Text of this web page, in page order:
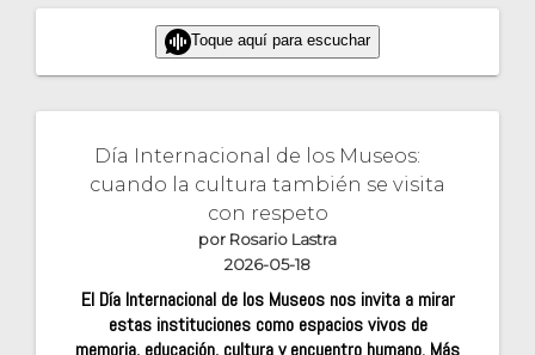
Toque aquí para escuchar
Día Internacional de los Museos:
cuando la cultura también se visita
con respeto
por Rosario Lastra
2026-05-18
El Día Internacional de los Museos nos invita a mirar
estas instituciones como espacios vivos de
memoria, educación, cultura y encuentro humano. Más